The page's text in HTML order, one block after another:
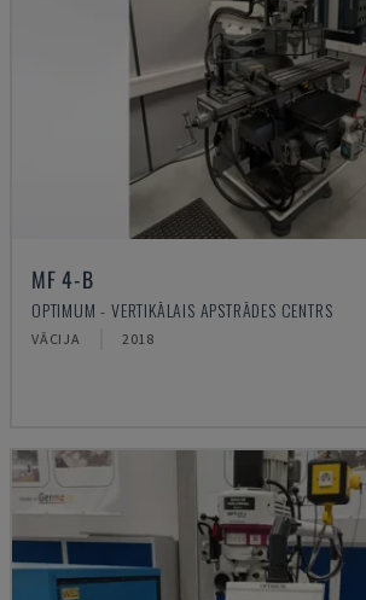
MF 4-B
OPTIMUM - VERTIKĀLAIS APSTRĀDES CENTRS
VĀCIJA 2018